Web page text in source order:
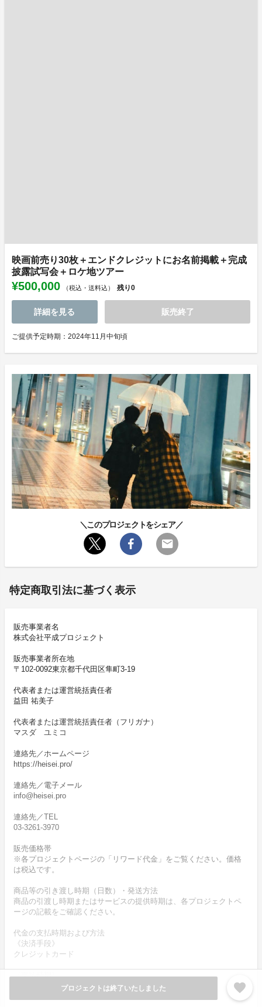
プロジェクトは終了いたしました favorite
映画前売り30枚＋エンドクレジットにお名前掲載＋完成
披露試写会＋ロケ地ツアー
¥500,000 （税込・送料込） 残り0
詳細を見る 販売終了
ご提供予定時期：2024年11月中旬頃
＼このプロジェクトをシェア／
特定商取引法に基づく表示
販売事業者名
株式会社平成プロジェクト
販売事業者所在地
〒102-0092東京都千代田区隼町3-19
代表者または運営統括責任者
益田 祐美子
代表者または運営統括責任者（フリガナ）
マスダ ユミコ
連絡先／ホームページ
https://heisei.pro/
連絡先／電子メール
info@heisei.pro
連絡先／TEL
03-3261-3970
販売価格帯
※各プロジェクトページの「リワード代金」をご覧ください。価格
は税込です。
商品等の引き渡し時期（日数）・発送方法
商品の引渡し時期またはサービスの提供時期は、各プロジェクトペ
ージの記載をご確認ください。
代金の支払時期および方法
《決済手段》
クレジットカード
《支払時期》
本プロジェクトは実行確約型です。